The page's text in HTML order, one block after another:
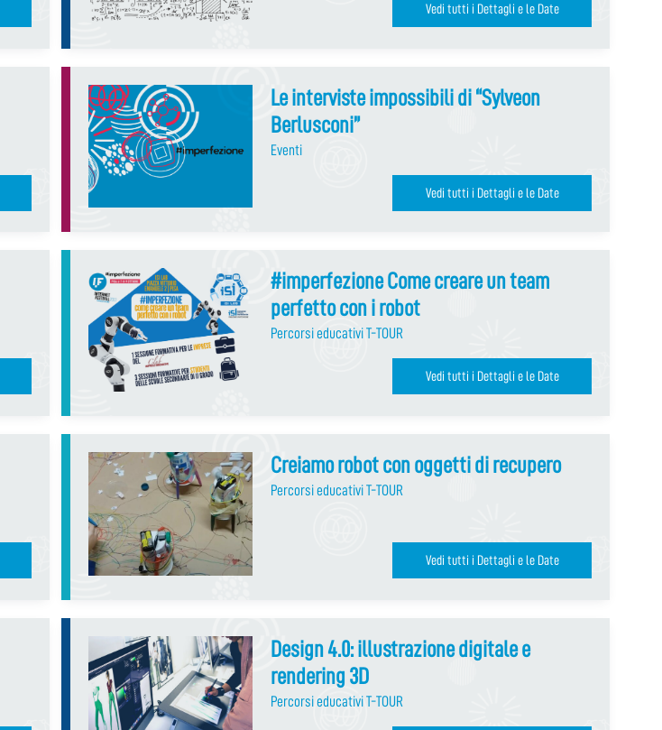
Vedi tutti i Dettagli e le Date
Le interviste impossibili di “Sylveon
Berlusconi”
Eventi
Vedi tutti i Dettagli e le Date
#imperfezione Come creare un team
perfetto con i robot
Percorsi educativi T-TOUR
Vedi tutti i Dettagli e le Date
Creiamo robot con oggetti di recupero
Percorsi educativi T-TOUR
Vedi tutti i Dettagli e le Date
Design 4.0: illustrazione digitale e
rendering 3D
Percorsi educativi T-TOUR